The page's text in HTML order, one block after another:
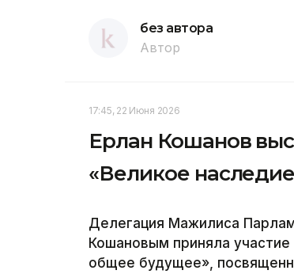
без автора
Автор
17:45, 22 Июня 2026
Ерлан Кошанов
«Великое
Делегация Мажилиса
Кошановым приняла
общее будущее»,